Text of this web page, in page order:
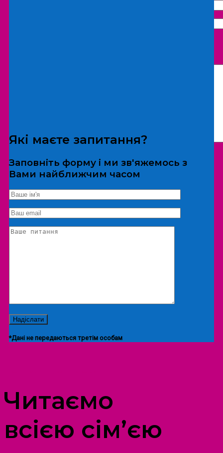
*Дані не передаються третім особам
Екскурсія/локація
Які маєте запитання?
Заповніть форму і ми зв'яжемось з
Вами найближчим часом
*Дані не передаються третім особам
Читаємо
всією сім’єю